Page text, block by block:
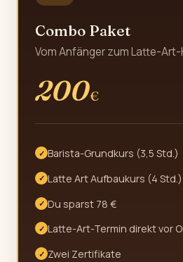
Combo Paket
Vom Anfänger zum Latte-
200€
✓ Barista-Grundkurs (3,5 Std.)
✓ Latte Art Aufbaukurs (4 Std.)
✓ Du sparst 78 €
✓ Latte-Art-Termin direkt vor
✓ Zwei Zertifikate